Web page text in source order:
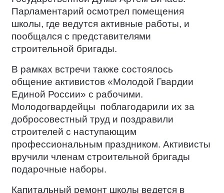
Парламентарий осмотрел помещения
школы, где ведутся активные работы, и
пообщался с представителями
строительной бригады.
В рамках встречи также состоялось
общение активистов «Молодой Гвардии
Единой России» с рабочими.
Молодогвардейцы поблагодарили их за
добросовестный труд и поздравили
строителей с наступающим
профессиональным праздником. Активисты
вручили членам строительной бригады
подарочные наборы.
Капитальный ремонт школы ведется в